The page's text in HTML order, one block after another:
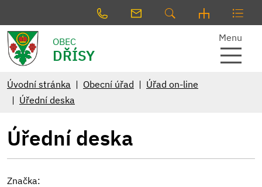
OBEC
DŘÍSY
Menu
Úvodní stránka Obecní úřad
Úřad on-line
Úřední deska
Úřední deska
Značka: